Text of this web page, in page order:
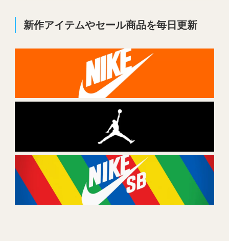
新作アイテムやセール商品を毎日更新